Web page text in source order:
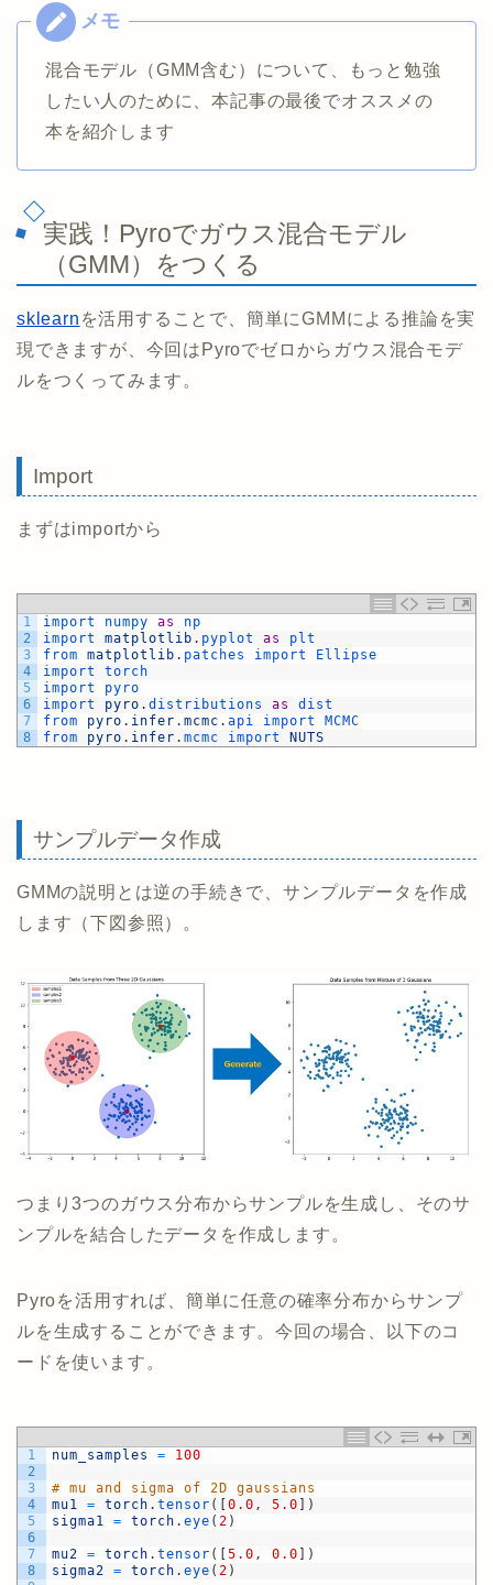
混合モデル（GMM含む）について、もっと勉強
したい人のために、本記事の最後でオススメの
本を紹介します
実践！Pyroでガウス混合モデル
（GMM）をつくる
sklearn を活用することで、簡単にGMMによる推論を実
現できますが、今回はPyroでゼロからガウス混合モデ
ルをつくってみます。
Import
まずはimportから
1
2
3
4
5
6
7
8
import numpy as
np
import matplotlib . pyplot as
plt
from matplotlib . patches import Ellipse
import torch
import pyro
import pyro . distributions as
dist
from pyro . infer . mcmc . api import MCMC
from pyro . infer . mcmc import NUTS
サンプルデータ作成
GMMの説明とは逆の手続きで、サンプルデータを作成
します（下図参照）。
つまり3つのガウス分布からサンプルを生成し、そのサ
ンプルを結合したデータを作成します。
Pyroを活用すれば、簡単に任意の確率分布からサンプ
ルを生成することができます。今回の場合、以下のコ
ードを使います。
1
2
3
4
5
6
7
8
num_samples = 100
# mu and sigma of 2D gaussians
mu1
= torch . tensor ( 0.0 , 5.0
)
sigma1
= torch . eye ( 2 )
mu2 = torch . tensor ( 5.0 , 0.0
)
sigma2
= torch . eye ( 2 )